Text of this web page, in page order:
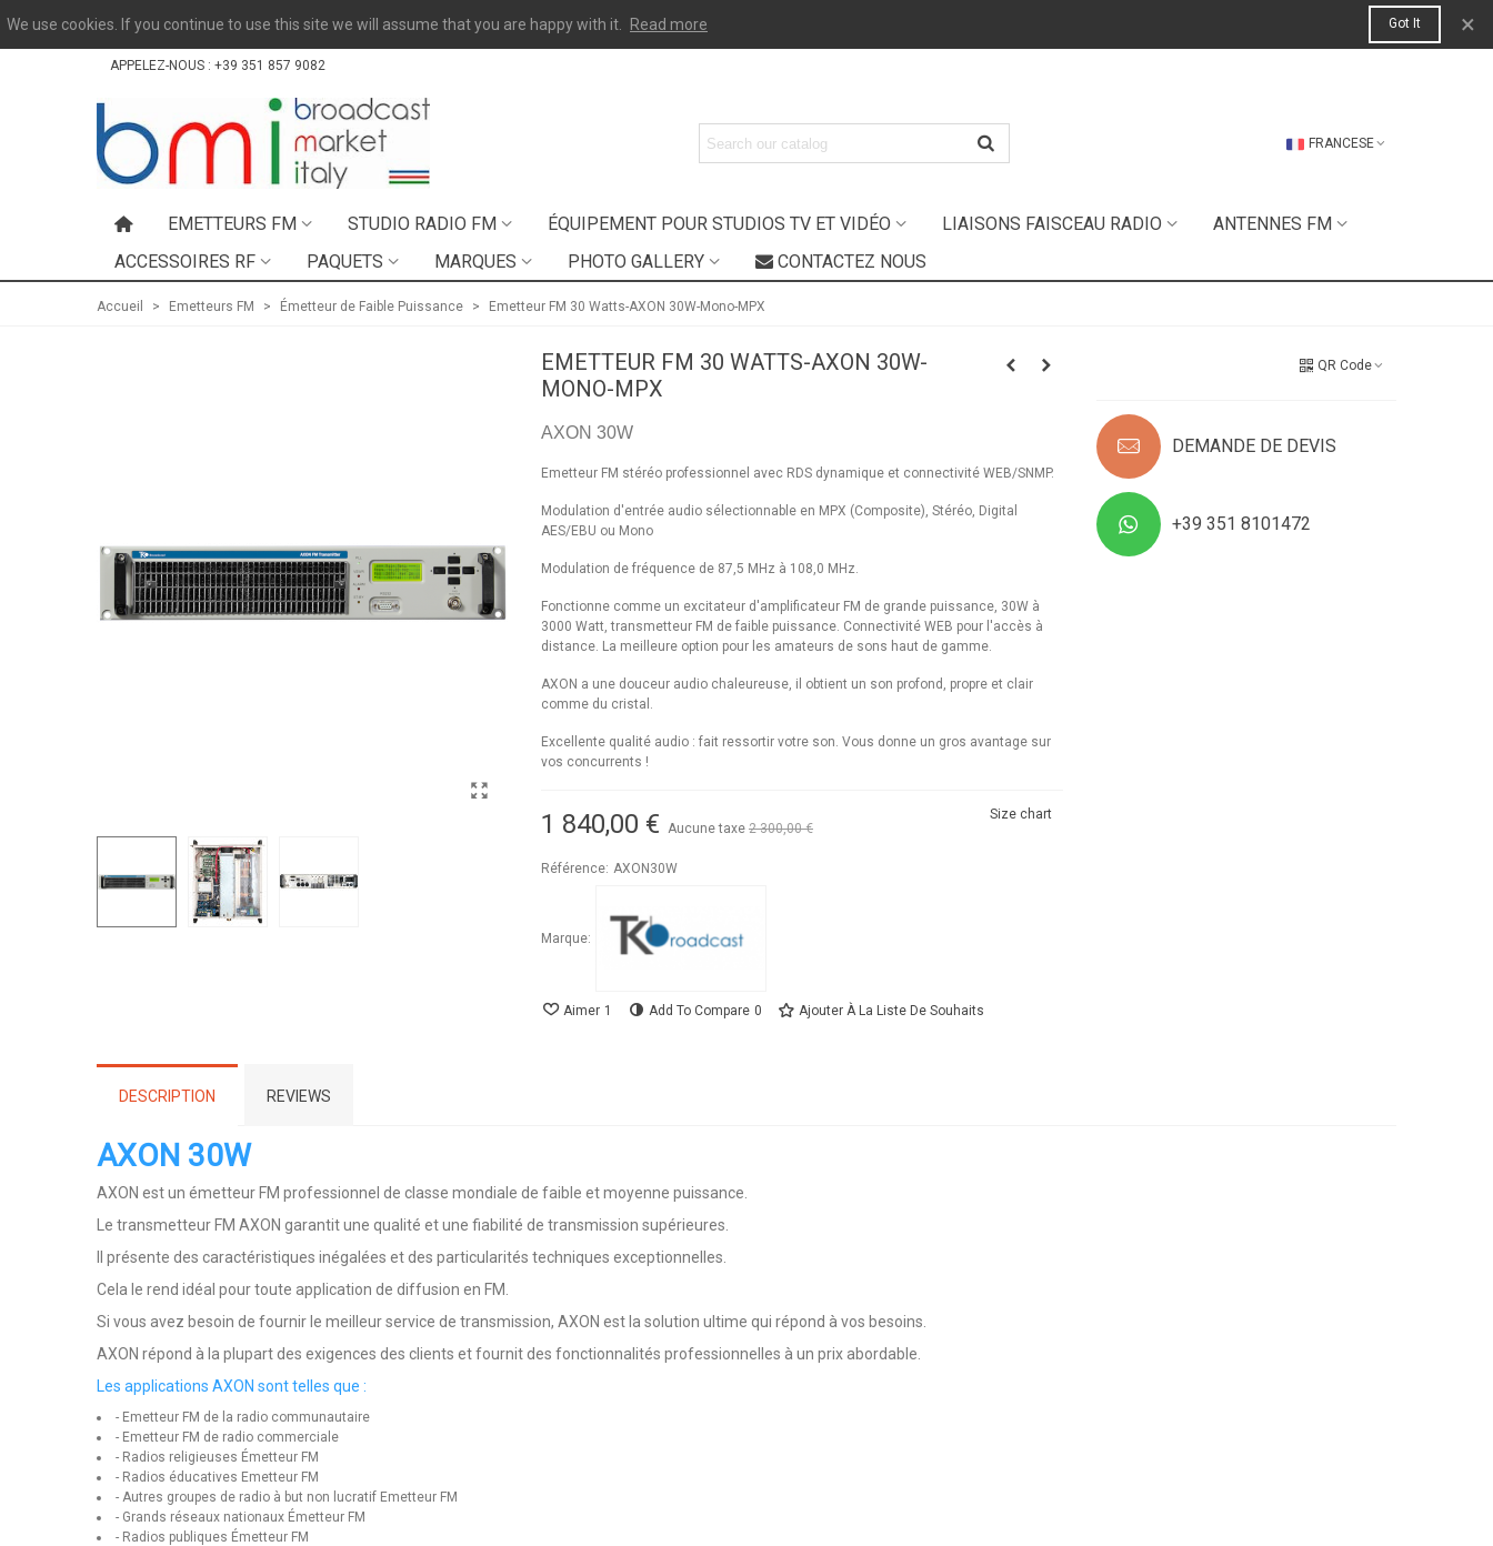
We use cookies. If you continue to use this site we will assume that you are happy with it. Read more Got It ×
APPELEZ-NOUS : +39 351 857 9082
FRANCESE
EMETTEURS FM STUDIO RADIO FM ÉQUIPEMENT POUR STUDIOS TV ET VIDÉO LIAISONS FAISCEAU RADIO
ANTENNES FM
ACCESSOIRES RF
PAQUETS MARQUES PHOTO GALLERY CONTACTEZ NOUS
Accueil > Emetteurs FM > Émetteur de Faible Puissance > Emetteur FM 30 Watts-AXON 30W-Mono-MPX
EMETTEUR FM 30 WATTS-AXON 30W-
MONO-MPX
AXON 30W
Emetteur FM stéréo professionnel avec RDS dynamique et connectivité WEB/SNMP.
Modulation d'entrée audio sélectionnable en MPX (Composite), Stéréo, Digital
AES/EBU ou Mono
Modulation de fréquence de 87,5 MHz à 108,0 MHz.
Fonctionne comme un excitateur d'amplificateur FM de grande puissance, 30W à
3000 Watt, transmetteur FM de faible puissance. Connectivité WEB pour l'accès à
distance. La meilleure option pour les amateurs de sons haut de gamme.
AXON a une douceur audio chaleureuse, il obtient un son profond, propre et clair
comme du cristal.
Excellente qualité audio : fait ressortir votre son. Vous donne un gros avantage sur
vos concurrents !
1 840,00 € Aucune taxe 2 300,00 €
Size chart
Référence: AXON30W
Marque:
Aimer 1 Add To Compare 0 Ajouter À La Liste De Souhaits
QR Code
DEMANDE DE DEVIS
+39 351 8101472
DESCRIPTION REVIEWS
AXON 30W
AXON est un émetteur FM professionnel de classe mondiale de faible et moyenne puissance.
Le transmetteur FM AXON garantit une qualité et une fiabilité de transmission supérieures.
Il présente des caractéristiques inégalées et des particularités techniques exceptionnelles.
Cela le rend idéal pour toute application de diffusion en FM.
Si vous avez besoin de fournir le meilleur service de transmission, AXON est la solution ultime qui répond à vos besoins.
AXON répond à la plupart des exigences des clients et fournit des fonctionnalités professionnelles à un prix abordable.
Les applications AXON sont telles que :
- Emetteur FM de la radio communautaire
- Emetteur FM de radio commerciale
- Radios religieuses Émetteur FM
- Radios éducatives Emetteur FM
- Autres groupes de radio à but non lucratif Emetteur FM
- Grands réseaux nationaux Émetteur FM
- Radios publiques Émetteur FM